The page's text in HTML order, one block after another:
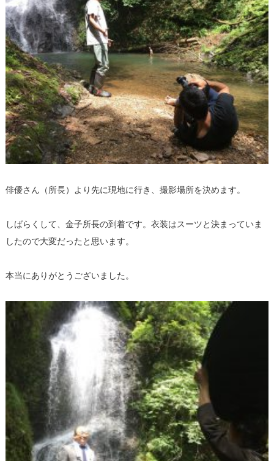
俳優さん（所長）より先に現地に行き、撮影場所を決めます。
しばらくして、金子所長の到着です。衣装はスーツと決まっていま
したので大変だったと思います。
本当にありがとうございました。